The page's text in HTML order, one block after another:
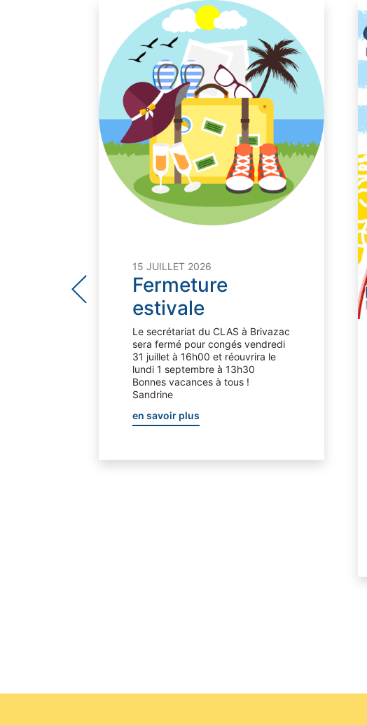
15 JUILLET 2026
Fermeture
estivale
Le secrétariat du CLAS à Brivazac
sera fermé pour congés vendredi
31 juillet à 16h00 et réouvrira le
lundi 1 septembre à 13h30
Bonnes vacances à tous !
Sandrine
en savoir plus